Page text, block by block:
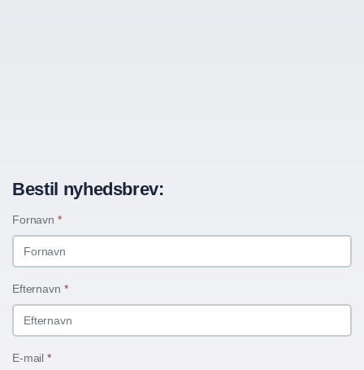
Bestil nyhedsbrev:
Fornavn *
Efternavn *
E-mail *